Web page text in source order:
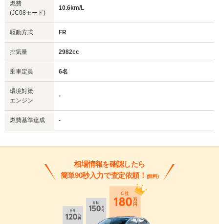
燃費
(JC08モード)
10.6km/L
駆動方式 FR
排気量 2982cc
乗車定員 6名
環境対策
エンジン
-
燃費基準達成 -
相場情報を確認したら
簡単90秒入力で査定依頼！ (無料)